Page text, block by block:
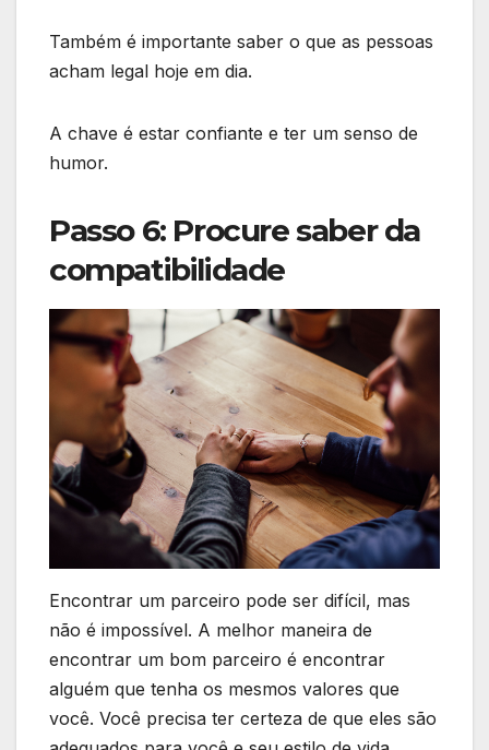
Também é importante saber o que as pessoas
acham legal hoje em dia.
A chave é estar confiante e ter um senso de
humor.
Passo 6: Procure saber da
compatibilidade
Encontrar um parceiro pode ser difícil, mas
não é impossível. A melhor maneira de
encontrar um bom parceiro é encontrar
alguém que tenha os mesmos valores que
você. Você precisa ter certeza de que eles são